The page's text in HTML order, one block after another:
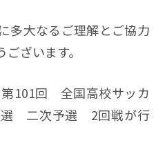
多大なるご理解とご協力
ざいます。
101回 全国高校サッカ
二次予選 2回戦が行